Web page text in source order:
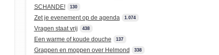
SCHANDE! 130
Zet je evenement op de agenda 1.074
Vragen staat vrij 438
Een warme of koude douche 137
Grappen en moppen over Helmond 338